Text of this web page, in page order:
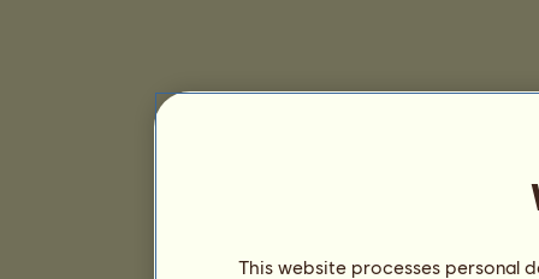
This website processes personal